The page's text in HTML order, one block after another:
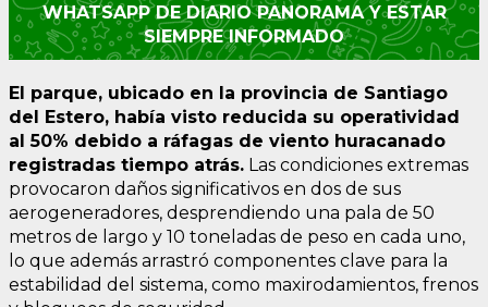
WHATSAPP DE DIARIO PANORAMA Y ESTAR
SIEMPRE INFORMADO
El parque, ubicado en la provincia de Santiago
del Estero, había visto reducida su operatividad
al 50% debido a ráfagas de viento huracanado
registradas tiempo atrás. Las condiciones extremas
provocaron daños significativos en dos de sus
aerogeneradores, desprendiendo una pala de 50
metros de largo y 10 toneladas de peso en cada uno,
lo que además arrastró componentes clave para la
estabilidad del sistema, como maxirodamientos, frenos